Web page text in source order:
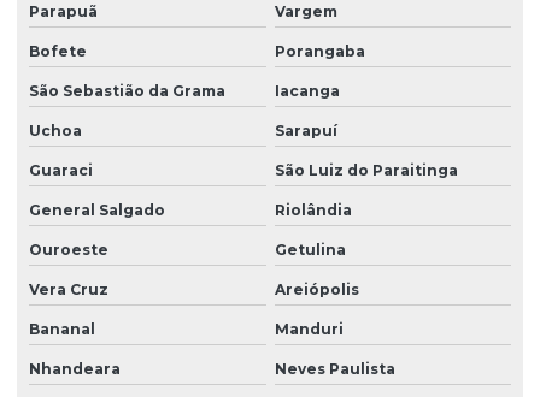
Parapuã Vargem
Bofete Porangaba
São Sebastião da Grama Iacanga
Uchoa Sarapuí
Guaraci São Luiz do Paraitinga
General Salgado Riolândia
Ouroeste Getulina
Vera Cruz Areiópolis
Bananal Manduri
Nhandeara Neves Paulista